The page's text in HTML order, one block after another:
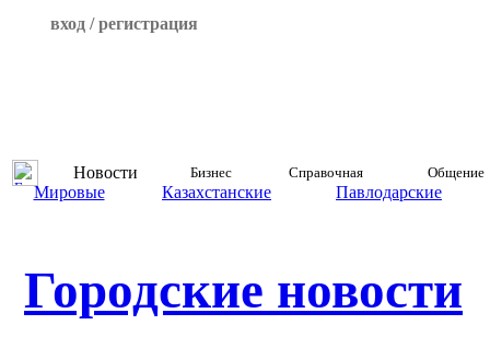
вход / регистрация
Новости Бизнес Справочная Общение
Мировые Казахстанские Павлодарские
Городские новости